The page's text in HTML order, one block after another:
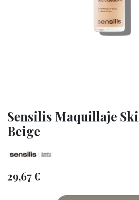
Sensilis Maquillaje
Beige
29,67€